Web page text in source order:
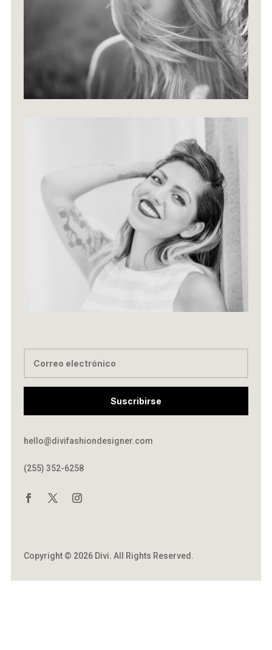
Suscribirse
hello@divifashiondesigner.com
(255) 352-6258
Copyright © 2026 Divi. All Rights Reserved.